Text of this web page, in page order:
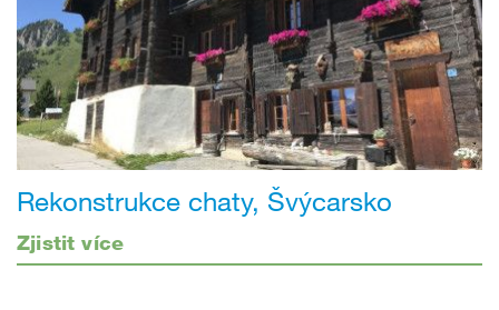
Rekonstrukce chaty, Švýcarsko
Zjistit více